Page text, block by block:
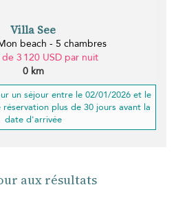
Villa See
beach - 5 chambres
3 120 USD par nuit
0 km
un séjour entre le 02/01/2026 et le
plus de 30 jours avant la
date d'arrivée
aux résultats